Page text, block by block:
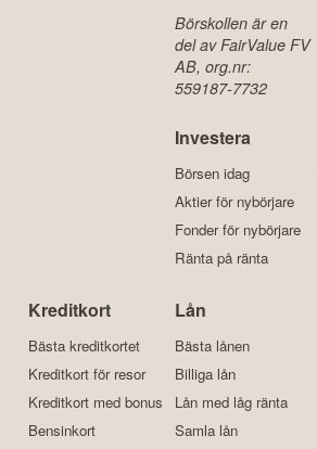
Börskollen är en
del av FairValue FV
AB, org.nr:
559187-7732
Investera
Börsen idag
Aktier för nybörjare
Fonder för nybörjare
Ränta på ränta
Kreditkort
Bästa kreditkortet
Kreditkort för resor
Kreditkort med bonus
Bensinkort
Lån
Bästa lånen
Billiga lån
Lån med låg ränta
Samla lån